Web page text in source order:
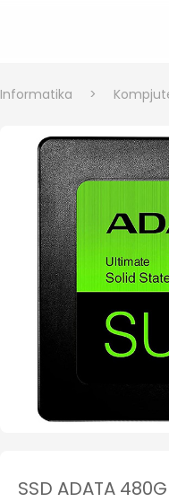
Informatika >
SSD ADATA